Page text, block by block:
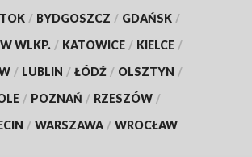
/ BYDGOSZCZ / GDAŃSK /
WLKP. / KATOWICE / KIELCE /
/ LUBLIN / ŁÓDŹ / OLSZTYN /
/ POZNAŃ / RZESZÓW /
/ WARSZAWA / WROCŁAW